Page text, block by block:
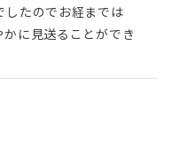
したのでお経までは
に見送ることができ